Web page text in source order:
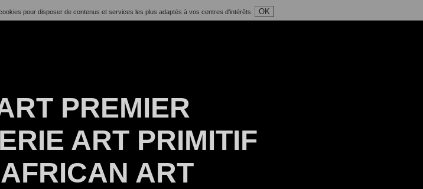
pour disposer de contenus et services les plus adaptés à vos centres d'intérêts. OK
PREMIER
ART PRIMITIF
ART